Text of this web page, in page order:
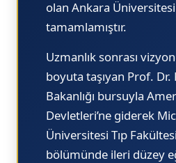
olan Ankara Üniversitesi
tamamlamıştır.
Uzmanlık sonrası
boyuta taşıyan Prof. Dr.
Bakanlığı bursuyla
Devletleri’ne giderek
Üniversitesi Tıp
bölümünde ileri düzey